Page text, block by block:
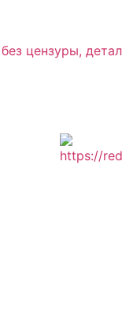
цензуры,